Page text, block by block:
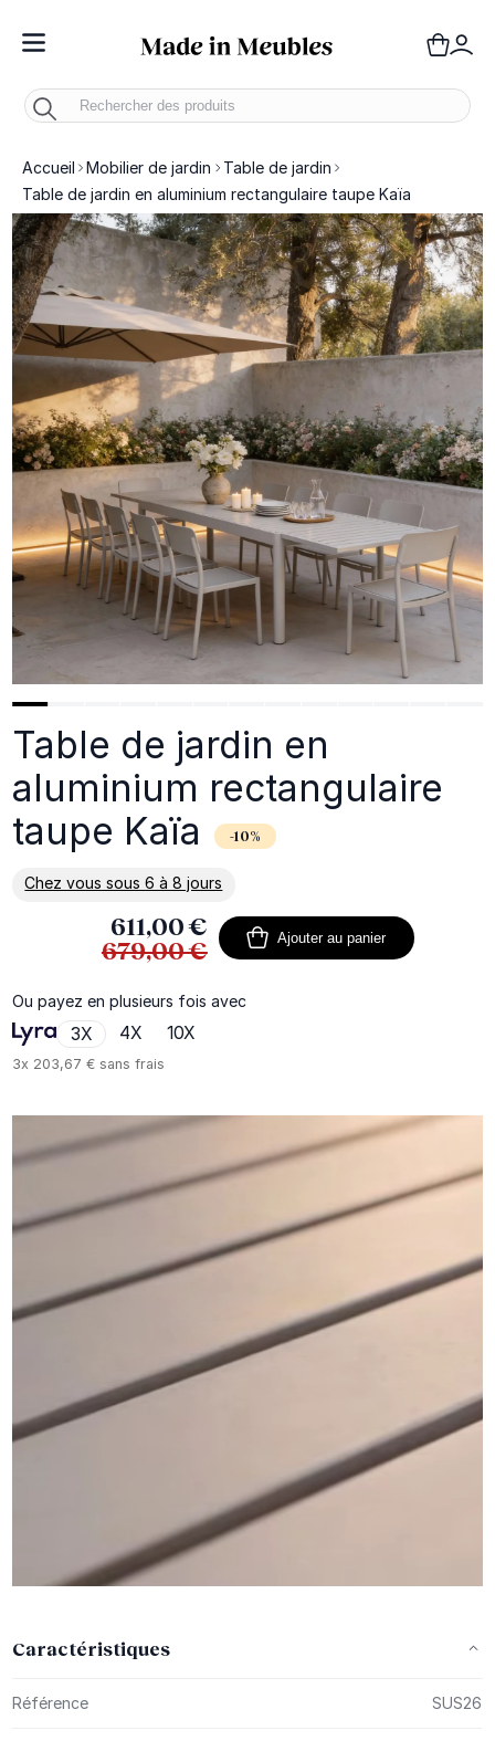
Toggle Nav
Accueil Mobilier de jardin
Table de jardin
Table de jardin en aluminium rectangulaire taupe Kaïa
Table de jardin en
aluminium rectangulaire
taupe Kaïa
-10%
Chez vous sous 6 à 8 jours
En savoir plus sur la livraison
611,00 €
679,00 €
Ajouter au panier
Ou payez en plusieurs fois avec
3X 4X 10X
3x 203,67 € sans frais
Caractéristiques
Référence SUS26